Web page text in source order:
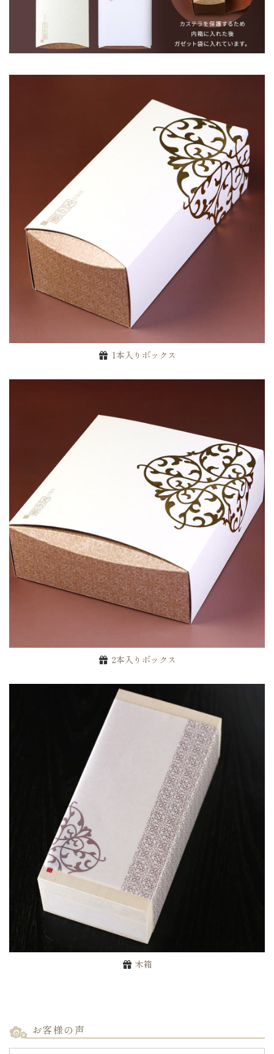
1本入りボックス
2本入りボックス
木箱
お客様の声
お買い物を続ける
ご注文手続きに進む